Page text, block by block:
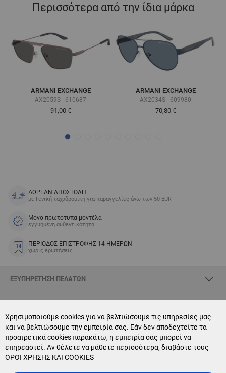
Χρησιμοποιούμε cookies για να βελτιώσουμε τις υπηρεσίες μας
και να βελτιώσουμε την εμπειρία σας. Εάν δεν αποδεχτείτε τα
προαιρετικά cookies παρακάτω, η εμπειρία σας μπορεί να
επηρεαστεί. Αν θέλετε να μάθετε περισσότερα, διαβάστε τους
ΟΡΟΙ ΧΡΗΣΗΣ ΚΑΙ COOKIES
Περισσότερα από την ίδια μάρκα
ARMANI EXCHANGE
AX2059S - 610687
91,00 €
ARMANI EXCHANGE
AX2034S - 609980
70,80 €
ΔΩΡΕΑΝ ΑΠΟΣΤΟΛΗ
με Γενική ταχυδρομική για παραγγελίες άνω των 50 EUR
Μόνο πρωτότυπα μοντέλα
εγγυημένη αυθεντικότητα
ΠΕΡΙΟΔΟΣ ΕΠΙΣΤΡΟΦΗΣ 14 ΗΜΕΡΩΝ
χωρίς ερωτήσεις
ΕΞΥΠΗΡΈΤΗΣΗ ΠΕΛΑΤΏΝ
CONTACT US
NEWSLETTER SUBSCRIPTION